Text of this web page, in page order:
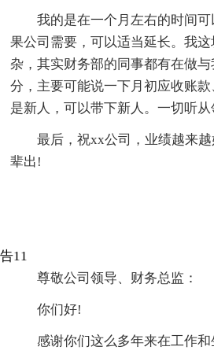
我的是在一个月左右的时间
果公司需要，可以适当延长。我
杂，其实财务部的同事都有在做
分，主要可能说一下月初应收账
是新人，可以带下新人。一切听
最后，祝xx公司，业绩越来
辈出!
告11
尊敬公司领导、财务总监：
你们好!
感谢你们这么多年来在工作